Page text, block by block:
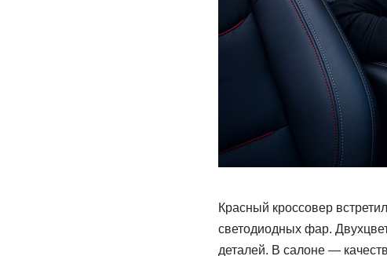
Красный кроссовер
светодиодных фар.
деталей. В салоне —